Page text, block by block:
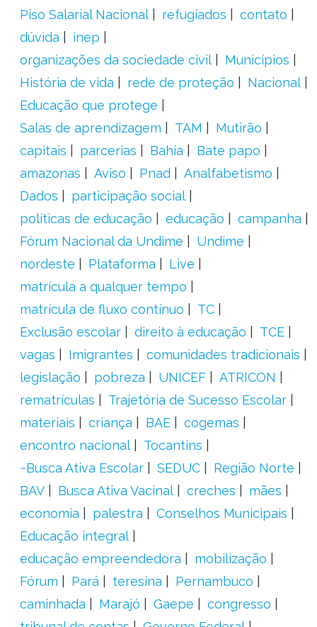
Piso Salarial Nacional
refugiados
contato
dúvida
inep
organizações da sociedade civil
Municípios
História de vida
rede de proteção
Nacional
Educação que protege
Salas de aprendizagem
TAM
Mutirão
capitais
parcerias Bahia
Bate papo
amazonas
Aviso Pnad
Analfabetismo
Dados
participação social
políticas de educação
educação
campanha
Fórum Nacional da Undime
Undime
nordeste
Plataforma
Live
matrícula a qualquer tempo
matrícula de fluxo contínuo
TC
Exclusão escolar
direito à educação
TCE
vagas
Imigrantes
comunidades tradicionais
legislação
pobreza UNICEF
ATRICON
rematrículas
Trajetória de Sucesso Escolar
materiais
criança BAE
cogemas
encontro nacional
Tocantins
~Busca Ativa Escolar
SEDUC
Região Norte
BAV
Busca Ativa Vacinal creches
mães
economia
palestra
Conselhos Municipais
Educação integral
educação empreendedora
mobilização
Fórum
Pará teresina
Pernambuco
caminhada
Marajó Gaepe
congresso